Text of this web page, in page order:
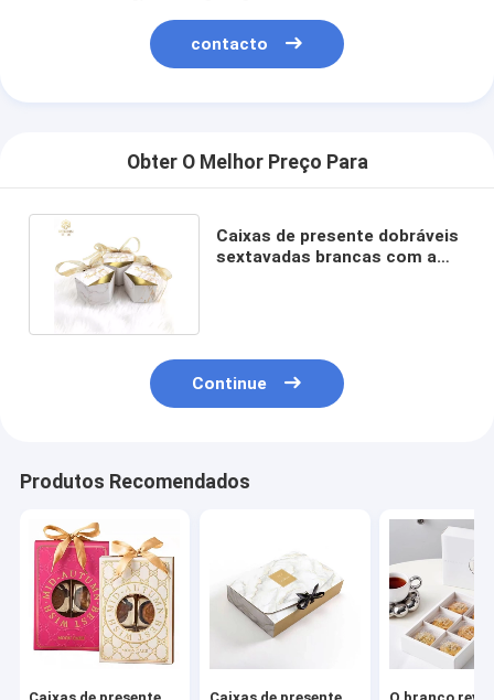
contacto
Obter O Melhor Preço Para
Caixas de presente dobráveis
sextavadas brancas com a
Continue
Produtos Recomendados